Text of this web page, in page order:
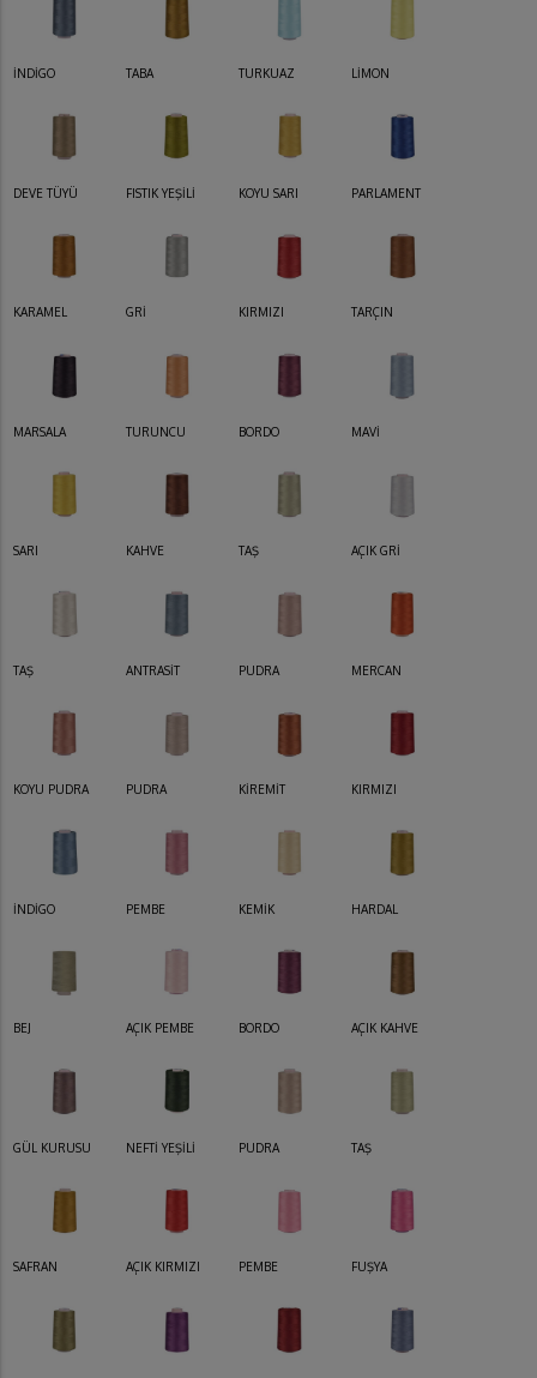
İNDİGO TABA TURKUAZ LİMON
DEVE TÜYÜ FISTIK YEŞİLİ KOYU SARI PARLAMENT
KARAMEL GRİ KIRMIZI TARÇIN
MARSALA TURUNCU BORDO MAVİ
SARI KAHVE TAŞ AÇIK GRİ
TAŞ ANTRASİT PUDRA MERCAN
KOYU PUDRA PUDRA KİREMİT KIRMIZI
İNDİGO PEMBE KEMİK HARDAL
BEJ AÇIK PEMBE BORDO AÇIK KAHVE
GÜL KURUSU NEFTİ YEŞİLİ PUDRA TAŞ
SAFRAN AÇIK KIRMIZI PEMBE FUŞYA